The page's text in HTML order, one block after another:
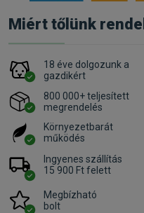
Miért tőlünk
18 éve dolgozunk a
gazdikért
800 000+ teljesített
megrendelés
Környezetbarát
működés
Ingyenes szállítás
15 900 Ft felett
Megbízható
bolt